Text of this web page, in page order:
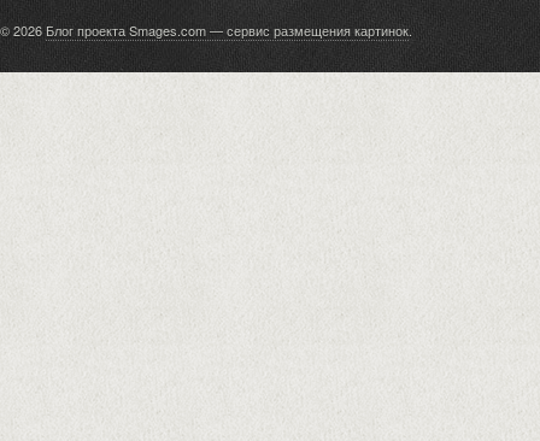
© 2026 Блог проекта Smages.com — сервис размещения картинок.